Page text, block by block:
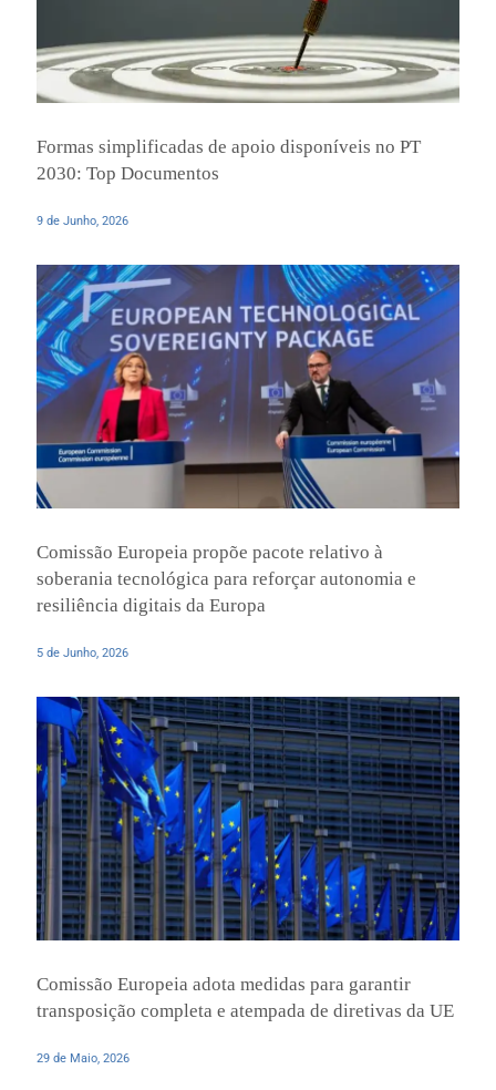
Formas simplificadas de apoio disponíveis no PT
2030: Top Documentos
9 de Junho, 2026
Comissão Europeia propõe pacote relativo à
soberania tecnológica para reforçar autonomia e
resiliência digitais da Europa
5 de Junho, 2026
Comissão Europeia adota medidas para garantir
transposição completa e atempada de diretivas da UE
29 de Maio, 2026